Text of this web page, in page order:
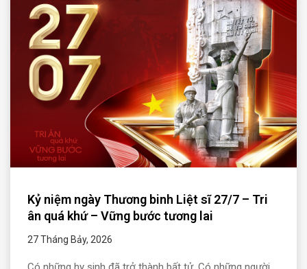
Kỷ niệm ngày Thương binh Liệt sĩ 27/7 – Tri
ân quá khứ – Vững bước tương lai
27 Tháng Bảy, 2026